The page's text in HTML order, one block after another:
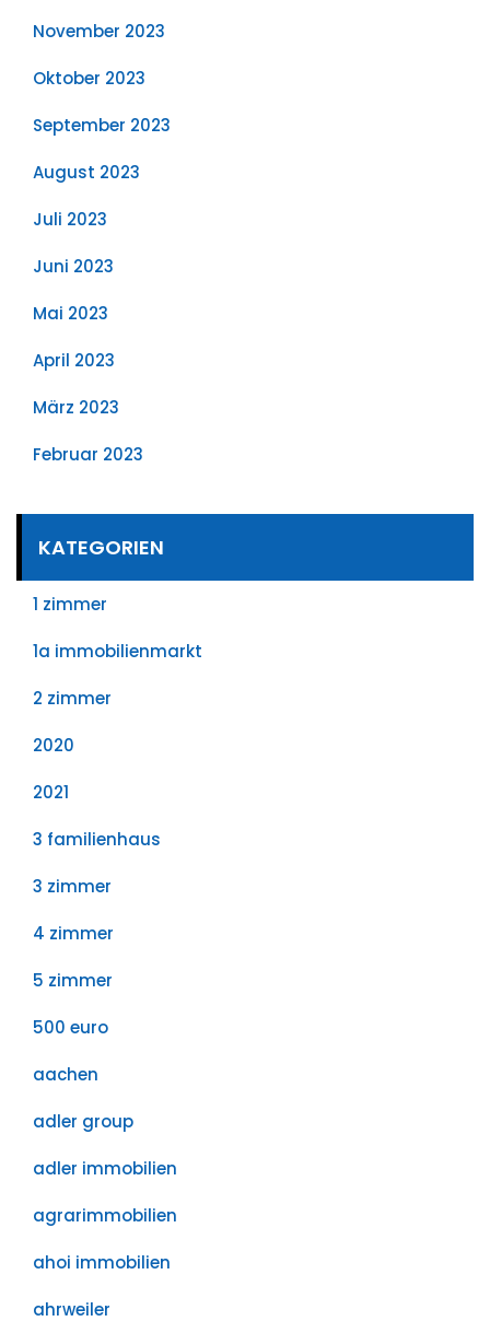
November 2023
Oktober 2023
September 2023
August 2023
Juli 2023
Juni 2023
Mai 2023
April 2023
März 2023
Februar 2023
KATEGORIEN
1 zimmer
1a immobilienmarkt
2 zimmer
2020
2021
3 familienhaus
3 zimmer
4 zimmer
5 zimmer
500 euro
aachen
adler group
adler immobilien
agrarimmobilien
ahoi immobilien
ahrweiler